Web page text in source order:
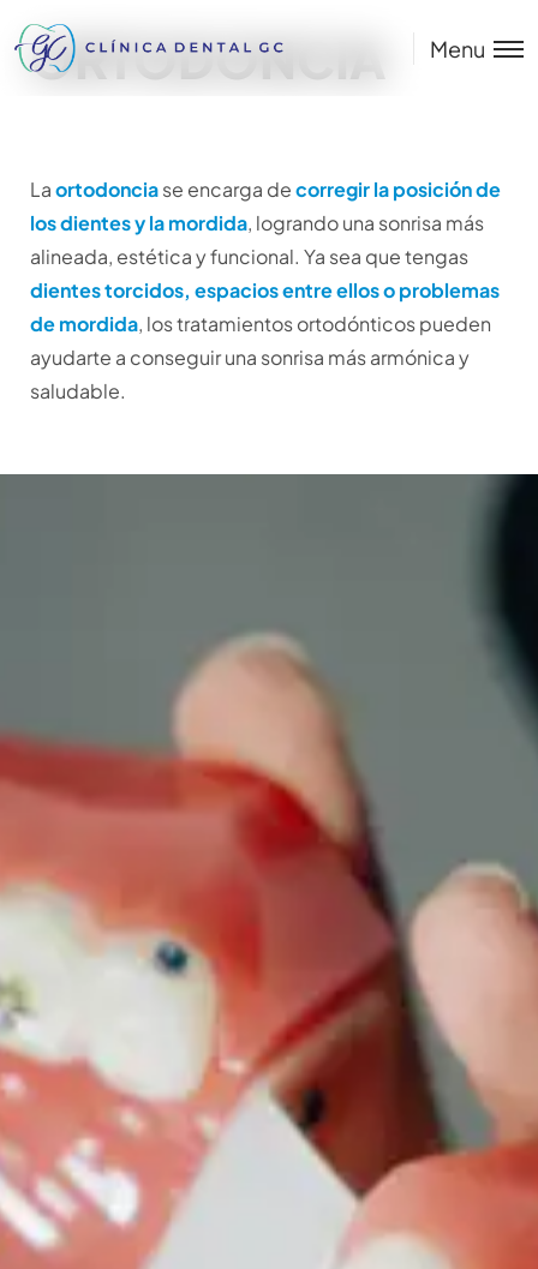
Menu
ORTODONCIA
Laortodonciase encarga decorregir la posición de
los dientes y la mordida, logrando una sonrisa más
alineada, estética y funcional. Ya sea que tengas
dientes torcidos, espacios entre ellos o problemas
de mordida, los tratamientos ortodónticos pueden
ayudarte a conseguir una sonrisa más armónica y
saludable.